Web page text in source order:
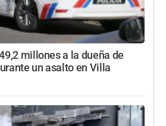
millones a la dueña de
un asalto en Villa